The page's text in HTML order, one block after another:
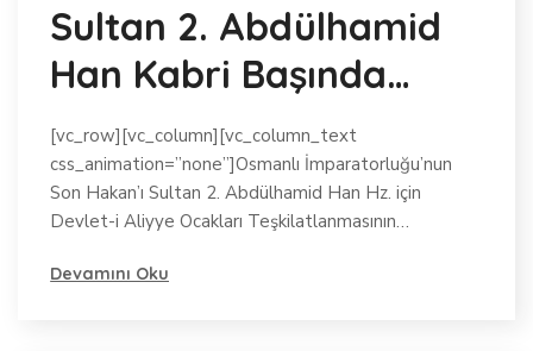
Sultan 2. Abdülhamid
Han Kabri Başında
Anıldı
[vc_row][vc_column][vc_column_text
css_animation=”none”]Osmanlı İmparatorluğu’nun
Son Hakan’ı Sultan 2. Abdülhamid Han Hz. için
Devlet-i Aliyye Ocakları Teşkilatlanmasının…
Devamını Oku